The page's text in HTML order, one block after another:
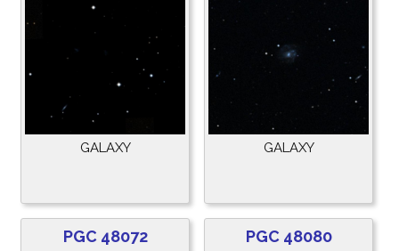
GALAXY GALAXY
PGC 48072 PGC 48080